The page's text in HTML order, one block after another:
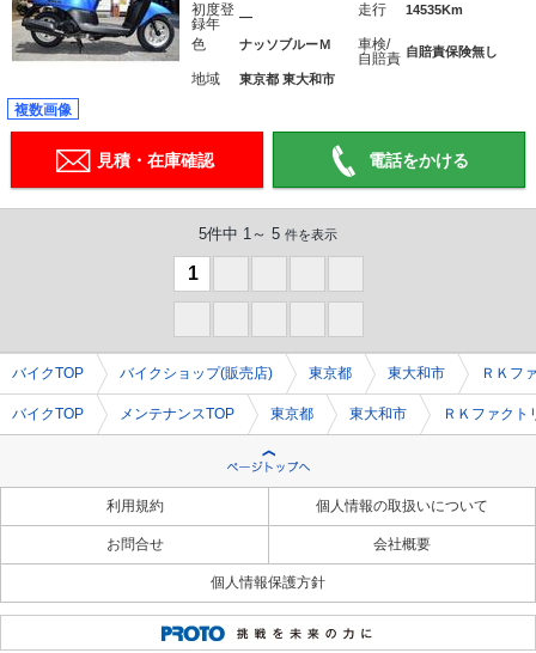
初度登
録年
― 走行 14535Km
色 ナッソブルーＭ
車検/
自賠責 自賠責保険無し
地域 東京都 東大和市
複数画像
見積・在庫確認 電話をかける
5件中 1～ 5 件を表示
1
バイクTOP バイクショップ(販売店) 東京都 東大和市 ＲＫフ
バイクTOP メンテナンスTOP 東京都 東大和市 ＲＫファクト
利用規約 個人情報の取扱いについて
お問合せ 会社概要
個人情報保護方針